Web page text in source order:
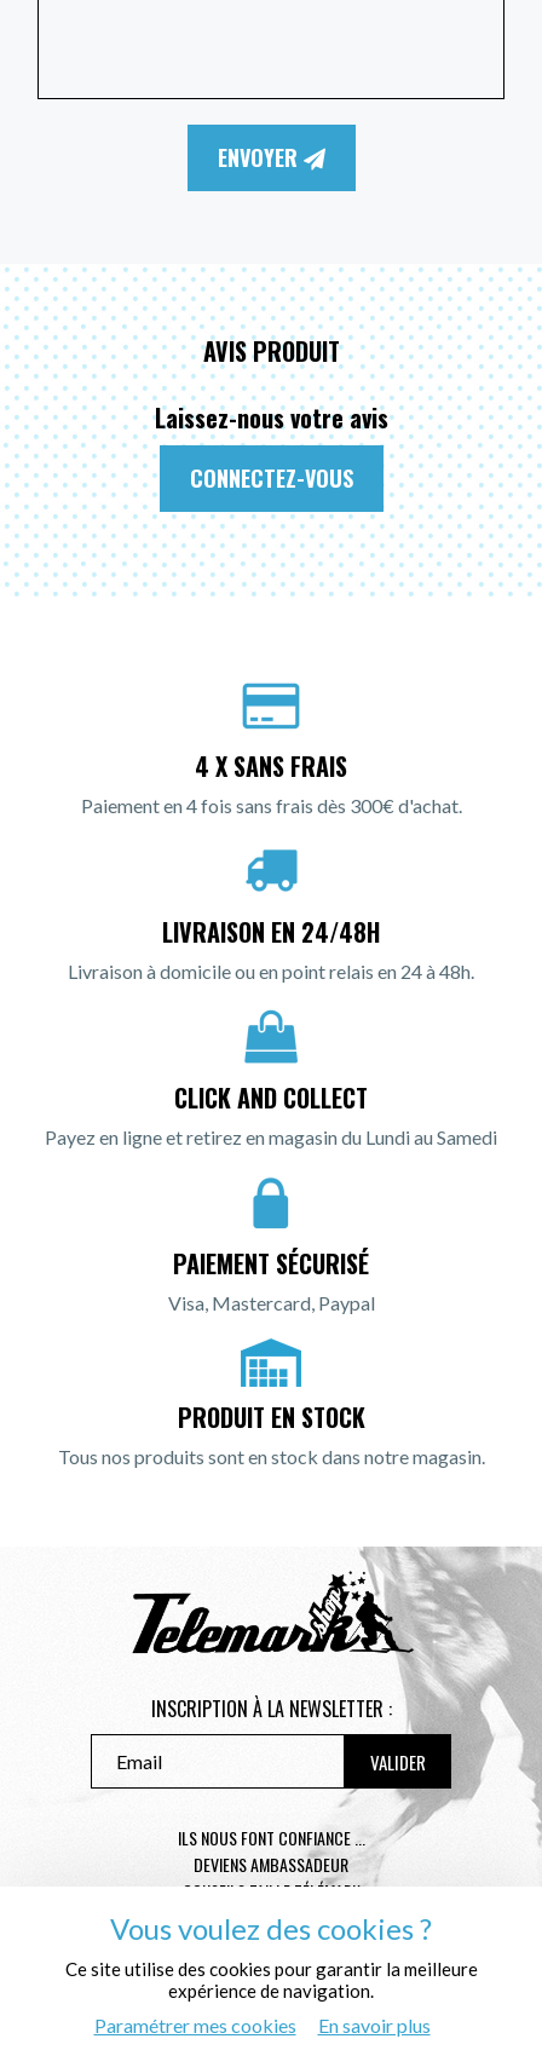
ENVOYER
AVIS PRODUIT
Laissez-nous votre avis
CONNECTEZ-VOUS
4 X SANS FRAIS
Paiement en 4 fois sans frais dès 300€ d'achat.
LIVRAISON EN 24/48H
Livraison à domicile ou en point relais en 24 à 48h.
CLICK AND COLLECT
Payez en ligne et retirez en magasin du Lundi au Samedi
PAIEMENT SÉCURISÉ
Visa, Mastercard, Paypal
PRODUIT EN STOCK
Tous nos produits sont en stock dans notre magasin.
INSCRIPTION À LA NEWSLETTER :
ILS NOUS FONT CONFIANCE ...
DEVIENS AMBASSADEUR
CONSEILS TAILLE TÉLÉMARK
CONDITIONS GÉNÉRALES DE VENTE
MENTIONS LÉGALES
POLITIQUE DE CONFIDENTIALITÉ
QUI SOMMES NOUS ?
Vous voulez des cookies ?
Ce site utilise des cookies pour garantir la meilleure
expérience de navigation.
Paramétrer mes cookies En savoir plus